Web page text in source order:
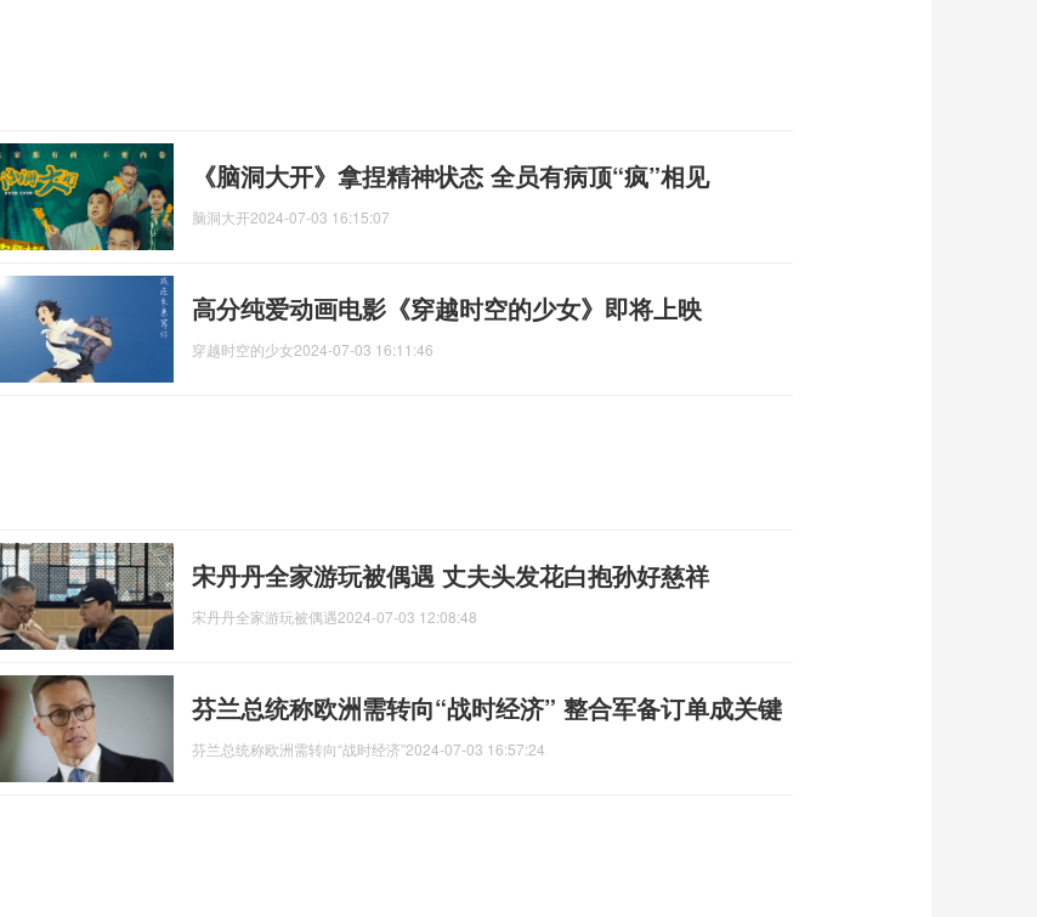
《脑洞大开》拿捏精神状态 全员有病顶“疯”相见
脑洞大开2024-07-03 16:15:07
高分纯爱动画电影《穿越时空的少女》即将上映
穿越时空的少女2024-07-03 16:11:46
宋丹丹全家游玩被偶遇 丈夫头发花白抱孙好慈祥
宋丹丹全家游玩被偶遇2024-07-03 12:08:48
芬兰总统称欧洲需转向“战时经济” 整合军备订单成关键
芬兰总统称欧洲需转向“战时经济”2024-07-03 16:57:24